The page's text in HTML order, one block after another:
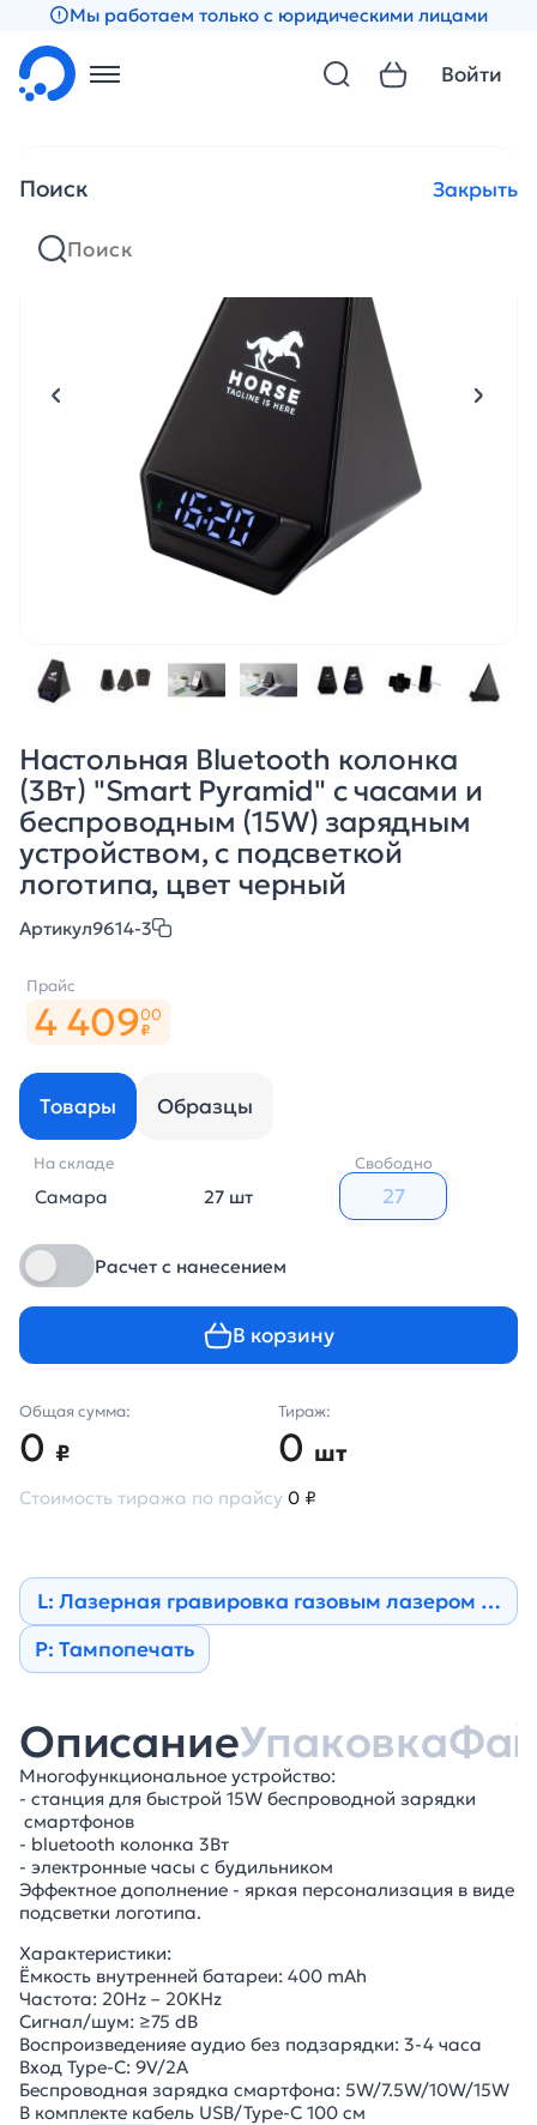
Мы работаем только с юридическими лицами
Поиск Закрыть
Войти
Настольная Bluetooth колонка
(3Вт) "Smart Pyramid" с часами и
беспроводным (15W) зарядным
устройством, с подсветкой
логотипа, цвет черный
Артикул9614-3
Прайс
4 40900
₽
Товары Образцы
На складе
Самара 27 шт
Свободно
Расчет с нанесением
В корзину
Общая сумма:
0 ₽
Тираж:
0 шт
Стоимость тиража по прайсу 0 ₽
L: Лазерная гравировка газовым лазером на
Р: Тампопечать
ОписаниеУпаковка
Многофункциональное устройство:
- станция для быстрой 15W беспроводной зарядки
смартфонов
- bluetooth колонка 3Вт
- электронные часы с будильником
Эффектное дополнение - яркая персонализация в виде
подсветки логотипа.
Характеристики:
Ёмкость внутренней батареи: 400 mAh
Частота: 20Hz – 20KHz
Сигнал/шум: ≥75 dB
Воспроизведенияе аудио без подзарядки: 3-4 часа
Вход Type-С: 9V/2A
Беспроводная зарядка смартфона: 5W/7.5W/10W/15W
В комплекте кабель USB/Type-C 100 см